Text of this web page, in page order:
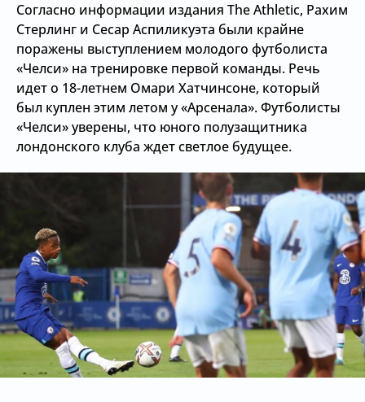
Согласно информации издания The Athletic, Рахим
Стерлинг и Сесар Аспиликуэта были крайне
поражены выступлением молодого футболиста
«Челси» на тренировке первой команды. Речь
идет о 18-летнем Омари Хатчинсоне, который
был куплен этим летом у «Арсенала». Футболисты
«Челси» уверены, что юного полузащитника
лондонского клуба ждет светлое будущее.
Контакты